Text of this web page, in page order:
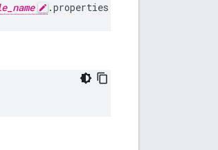
.properties